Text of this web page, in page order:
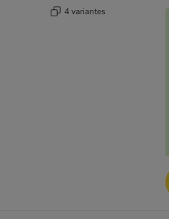
4 variantes